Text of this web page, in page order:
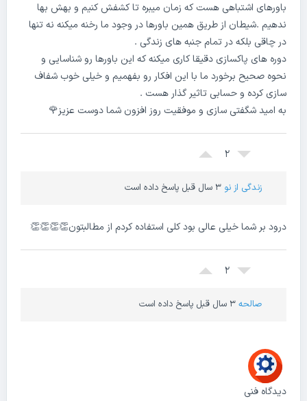
باورهای اشتباهی هست که زمان میبره تا کشفش کنیم و بهش بها
ندهیم .شیطان از طریق همین باورها در وجود ما رخنه میکنه نه تنها
در چاقی بلکه در تمام جنبه های زندگی .
دوره های پاکسازی دقیقا کاری میکنه که این باورها رو شناسایی و
نحوه صحیح برخورد ما با این افکار رو بفهمیم و خیلی خوب شفاف
سازی کرده و حسابی تاثیر گذار هست .
به امید شگفتی سازی و موفقیت روز افزون شما دوست عزیز🌹
2
زندگی از نو
درود بر شما خیلی عالی بود کلی استفاده کردم از مطالبتون👏👏👏👏
2
صالحه
دیدگاه فنی